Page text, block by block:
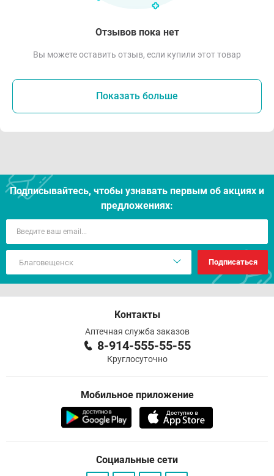
Отзывов пока нет
Вы можете оставить отзыв, если купили этот товар
Показать больше
Подписывайтесь, чтобы узнавать первым об акцияx и
предложениях:
Подписаться
Контакты
Аптечная служба заказов
8-914-555-55-55
Круглосуточно
Мобильное приложение
Социальные сети